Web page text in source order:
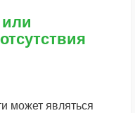
может являться